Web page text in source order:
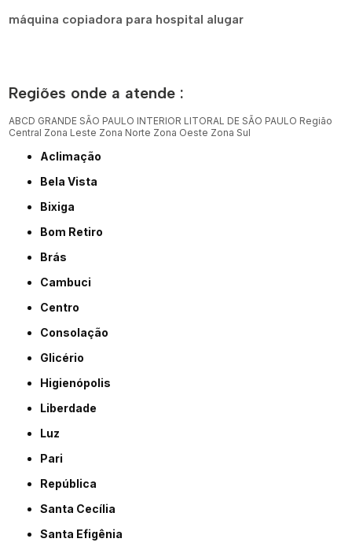
máquina copiadora para hospital alugar
Regiões onde a atende :
ABCD GRANDE SÃO PAULO INTERIOR LITORAL DE SÃO PAULO Região
Central Zona Leste Zona Norte Zona Oeste Zona Sul
Aclimação
Bela Vista
Bixiga
Bom Retiro
Brás
Cambuci
Centro
Consolação
Glicério
Higienópolis
Liberdade
Luz
Pari
República
Santa Cecília
Santa Efigênia